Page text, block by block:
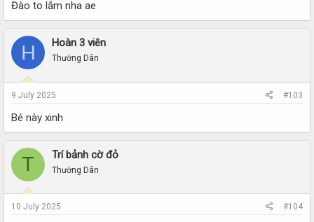
Đào to lắm nha ae
H Hoàn 3 viên
Thường Dân
9 July 2025 #103
Bé này xinh
T Trí bảnh cờ đỏ
Thường Dân
10 July 2025 #104